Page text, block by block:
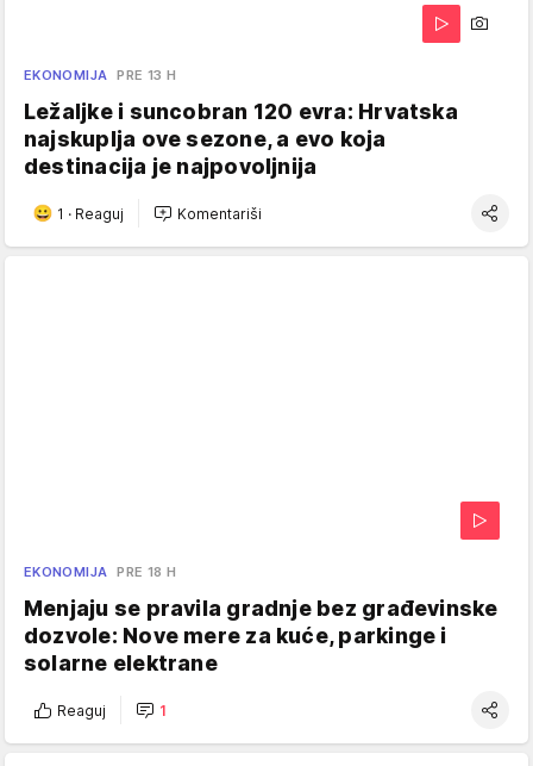
EKONOMIJA PRE 13 H
Ležaljke i suncobran 120 evra: Hrvatska
najskuplja ove sezone, a evo koja
destinacija je najpovoljnija
1 · Reaguj Komentariši
EKONOMIJA PRE 18 H
Menjaju se pravila gradnje bez građevinske
dozvole: Nove mere za kuće, parkinge i
solarne elektrane
Reaguj 1